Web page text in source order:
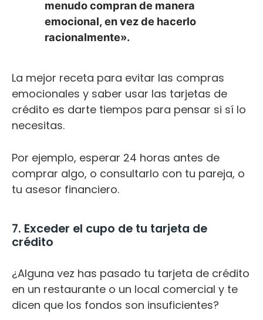
menudo compran de manera
emocional, en vez de hacerlo
racionalmente».
La mejor receta para evitar las compras
emocionales y saber usar las tarjetas de
crédito es darte tiempos para pensar si sí lo
necesitas.
Por ejemplo, esperar 24 horas antes de
comprar algo, o consultarlo con tu pareja, o
tu asesor financiero.
7. Exceder el cupo de tu tarjeta de
crédito
¿Alguna vez has pasado tu tarjeta de crédito
en un restaurante o un local comercial y te
dicen que los fondos son insuficientes?